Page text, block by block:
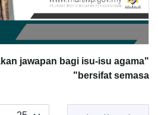
jawapan bagi isu-isu agama
bersifat semasa"
فلترة العنوان عدد